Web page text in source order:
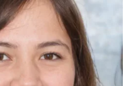
Садыкова